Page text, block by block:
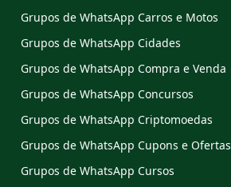
Grupos de WhatsApp Carros e Motos
Grupos de WhatsApp Cidades
Grupos de WhatsApp Compra e Venda
Grupos de WhatsApp Concursos
Grupos de WhatsApp Criptomoedas
Grupos de WhatsApp Cupons e Ofertas
Grupos de WhatsApp Cursos